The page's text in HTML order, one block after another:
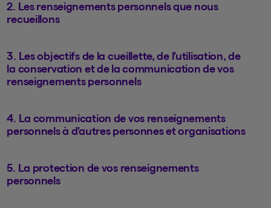
2. Les renseignements personnels que nous
recueillons
3. Les objectifs de la cueillette, de l’utilisation, de
la conservation et de la communication de vos
renseignements personnels
4. La communication de vos renseignements
personnels à d’autres personnes et organisations
5. La protection de vos renseignements
personnels